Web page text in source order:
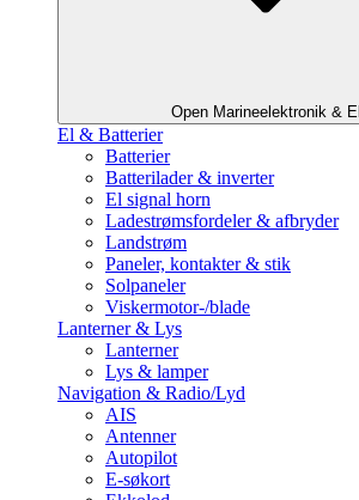
Open Marineelektronik & El
El & Batterier
Batterier
Batterilader & inverter
El signal horn
Ladestrømsfordeler & afbryder
Landstrøm
Paneler, kontakter & stik
Solpaneler
Viskermotor-/blade
Lanterner & Lys
Lanterner
Lys & lamper
Navigation & Radio/Lyd
AIS
Antenner
Autopilot
E-søkort